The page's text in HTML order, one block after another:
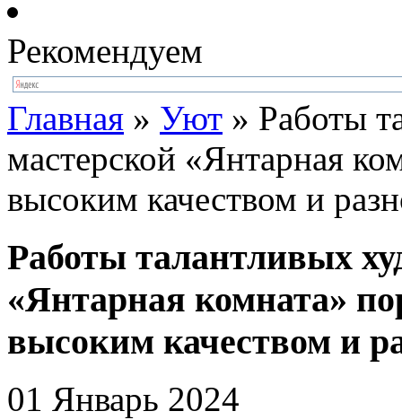
Рекомендуем
Главная » Уют » Работы
мастерской «Янтарная
высоким качеством и
Работы талантливых
«Янтарная комната»
высоким качеством и
01 Январь 2024